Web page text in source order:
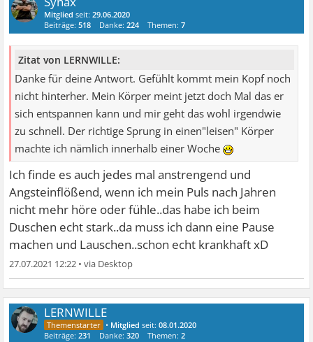
Mitglied seit:29.06.2020
Beiträge:518 Danke:224 Themen:7
Zitat von LERNWILLE:
Danke für deine Antwort. Gefühlt kommt mein Kopf noch
nicht hinterher. Mein Körper meint jetzt doch Mal das er
sich entspannen kann und mir geht das wohl irgendwie
zu schnell. Der richtige Sprung in einen"leisen" Körper
machte ich nämlich innerhalb einer Woche
Ich finde es auch jedes mal anstrengend und
Angsteinflößend, wenn ich mein Puls nach Jahren
nicht mehr höre oder fühle..das habe ich beim
Duschen echt stark..da muss ich dann eine Pause
machen und Lauschen..schon echt krankhaft xD
27.07.2021 12:22 •
LERNWILLE
• Mitglied seit:08.01.2020
Beiträge:231 Danke:320 Themen:2